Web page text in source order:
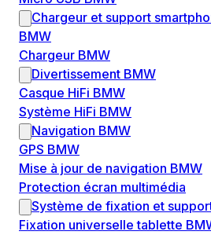
Chargeur et support
BMW
Chargeur BMW
Divertissement BMW
Casque HiFi BMW
Système HiFi BMW
Navigation BMW
GPS BMW
Mise à jour de navigation BMW
Protection écran multimédia
Système de fixation et
Fixation universelle tablette